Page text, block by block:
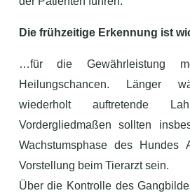
Die frühzeitige Erkennung ist
…für die Gewährleistung
Heilungschancen. Länger
wiederholt auftretende
Vordergliedmaßen sollten
Wachstumsphase des Hundes
Vorstellung beim Tierarzt sein.
Über die Kontrolle des